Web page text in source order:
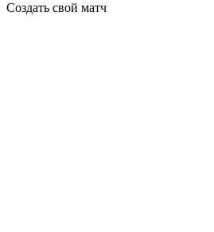
Создать свой матч